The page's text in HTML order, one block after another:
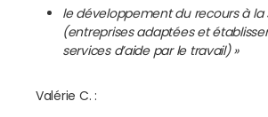
le développement du recours à
(entreprises adaptées et
services d’aide par le travail) »
Valérie C. :